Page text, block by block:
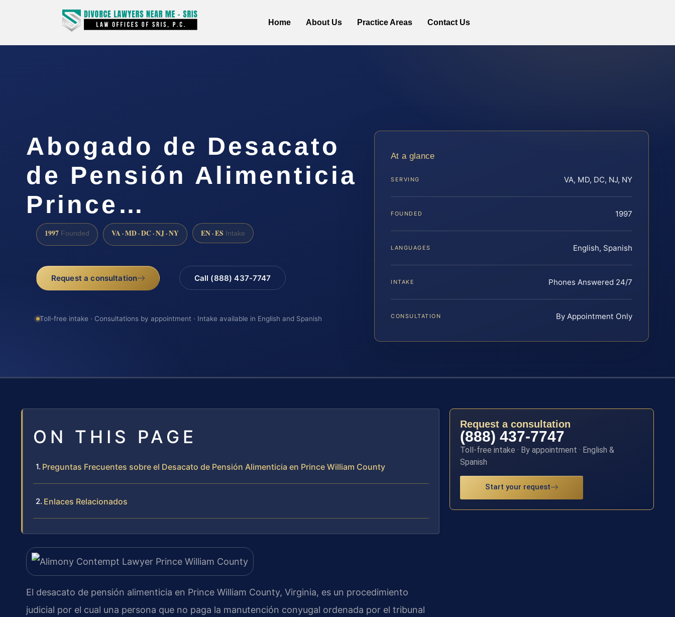
Home About Us Practice Areas Contact Us
Abogado de Desacato
de Pensión Alimenticia
Prince…
1997 Founded VA · MD · DC · NJ · NY EN · ES Intake
Request a consultation Call (888) 437-7747
Toll-free intake · Consultations by appointment · Intake available in English and Spanish
At a glance
SERVING VA, MD, DC, NJ, NY
FOUNDED 1997
LANGUAGES English, Spanish
INTAKE Phones Answered 24/7
CONSULTATION By Appointment Only
ON THIS PAGE
Preguntas Frecuentes sobre el Desacato de Pensión Alimenticia en Prince William County
Enlaces Relacionados
El desacato de pensión alimenticia en Prince William County, Virginia, es un procedimiento
judicial por el cual una persona que no paga la manutención conyugal ordenada por el tribunal
Request a consultation
(888) 437-7747
Toll-free intake · By appointment · English &
Spanish
Start your request